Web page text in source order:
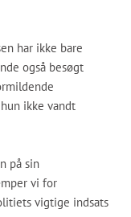
har ikke bare
også besøgt
ikke vandt
på sin
vi for
vigtige indsats